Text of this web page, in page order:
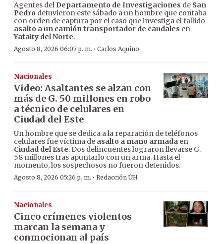
Agentes del Departamento de Investigaciones de San
Pedro detuvieron este sábado a un hombre que contaba
con orden de captura por el caso que investiga el fallido
asalto a un camión transportador de caudales en
Yataity del Norte.
Agosto 8, 2026 06:07 p. m. · Carlos Aquino
Nacionales
Video: Asaltantes se alzan con
más de G. 50 millones en robo
a técnico de celulares en
Ciudad del Este
Un hombre que se dedica a la reparación de teléfonos
celulares fue víctima de asalto a mano armada en
Ciudad del Este. Dos delincuentes lograron llevarse G.
58 millones tras apuntarlo con un arma. Hasta el
momento, los sospechosos no fueron detenidos.
Agosto 8, 2026 05:26 p. m. · Redacción ÚH
Nacionales
Cinco crímenes violentos
marcan la semana y
conmocionan al país